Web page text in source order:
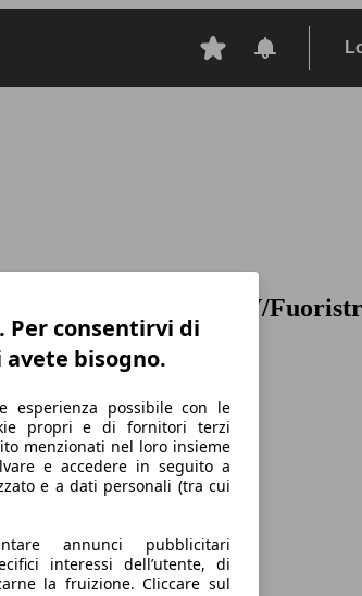
a Dal 2022, SUV/
Per consentirvi di
bisogno.
esperienza possibile con le
propri e di fornitori terzi
menzionati nel loro insieme
e accedere in seguito a
e a dati personali (tra cui
annunci pubblicitari
interessi dell’utente, di
la fruizione. Cliccare sul